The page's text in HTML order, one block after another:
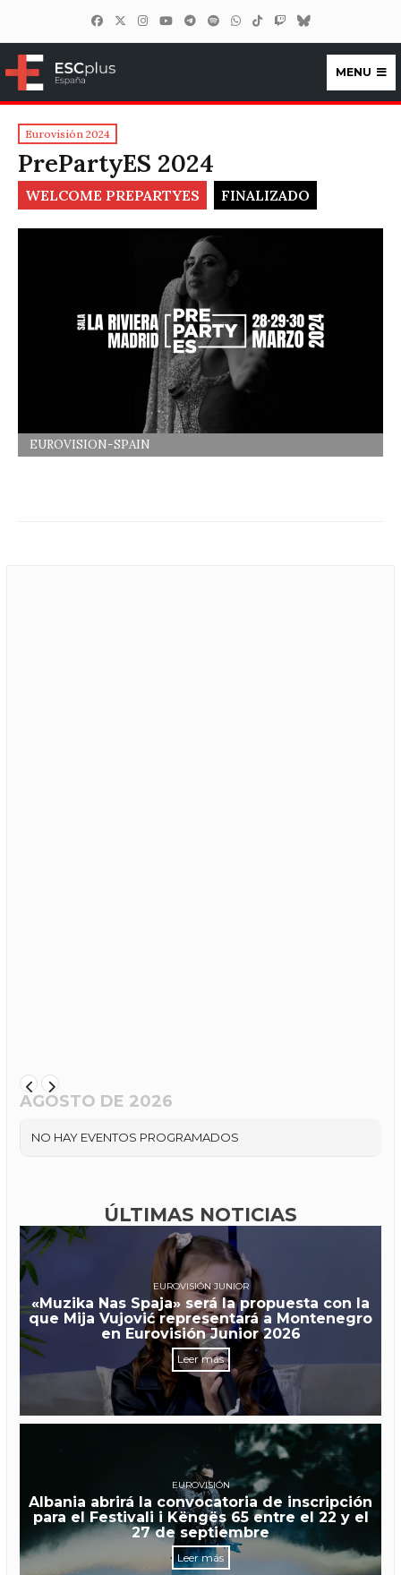
ESCplus España
MENU
Eurovisión 2024
PrePartyES 2024
WELCOME PREPARTYES FINALIZADO
EUROVISION-SPAIN
AGOSTO DE 2026
NO HAY EVENTOS PROGRAMADOS
ÚLTIMAS NOTICIAS
EUROVISIÓN JUNIOR
«Muzika Nas Spaja» será la propuesta con la
que Mija Vujović representará a Montenegro
en Eurovisión Junior 2026
Leer más
EUROVISIÓN
Albania abrirá la convocatoria de inscripción
para el Festivali i Këngës 65 entre el 22 y el
27 de septiembre
Leer más